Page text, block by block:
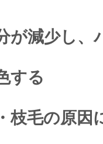
が減少し、
する
枝毛の原因